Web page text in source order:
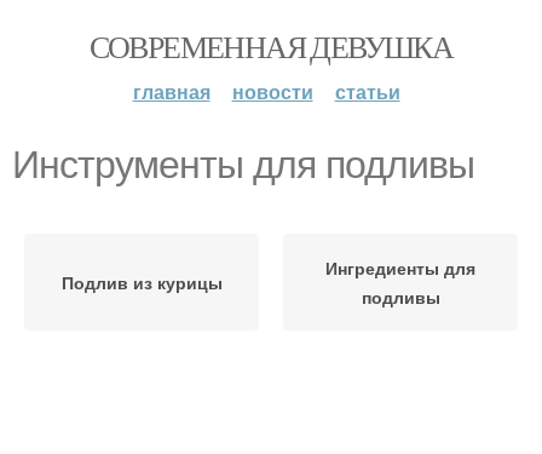
СОВРЕМЕННАЯ ДЕВУШКА
главная новости статьи
Инструменты для подливы
Подлив из курицы
Ингредиенты для
подливы